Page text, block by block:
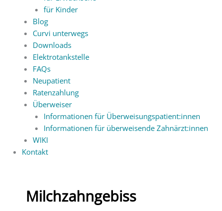
für Kinder
Blog
Curvi unterwegs
Downloads
Elektrotankstelle
FAQs
Neupatient
Ratenzahlung
Überweiser
Informationen für Überweisungspatient:innen
Informationen für überweisende Zahnärzt:innen
WIKI
Kontakt
Milchzahngebiss